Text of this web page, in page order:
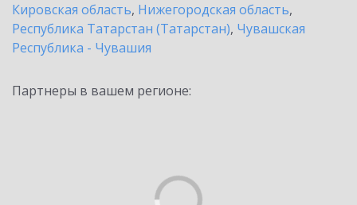
Кировская область, Нижегородская область,
Республика Татарстан (Татарстан), Чувашская
Республика - Чувашия
Партнеры в вашем регионе: